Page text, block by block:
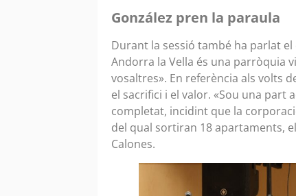
González pren la paraula
Durant la sessió també ha parlat el
Andorra la Vella és una parròquia
vosaltres». En referència als volts
el sacrifici i el valor. «Sou una part
completat, incidint que la
del qual sortiran 18 apartaments,
Calones.